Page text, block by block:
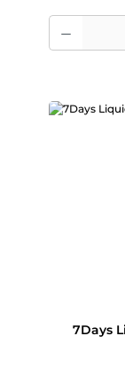
Produkt
7Days